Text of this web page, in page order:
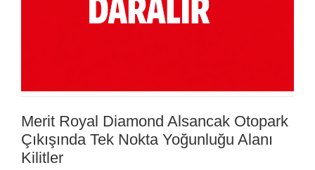
Merit Royal Diamond Alsancak Otopark
Çıkışında Tek Nokta Yoğunluğu Alanı
Kilitler